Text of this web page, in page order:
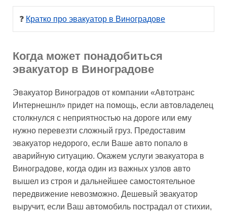
❓ Кратко про эвакуатор в Виноградове
Когда может понадобиться
эвакуатор в Виноградове
Эвакуатор Виноградов от компании «Автотранс
Интернешнл» придет на помощь, если автовладелец
столкнулся с неприятностью на дороге или ему
нужно перевезти сложный груз. Предоставим
эвакуатор недорого, если Ваше авто попало в
аварийную ситуацию. Окажем услуги эвакуатора в
Виноградове, когда один из важных узлов авто
вышел из строя и дальнейшее самостоятельное
передвижение невозможно. Дешевый эвакуатор
выручит, если Ваш автомобиль пострадал от стихии,